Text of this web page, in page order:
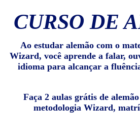
CURSO DE
Ao estudar alemão com o
Wizard, você aprende a falar,
idioma para alcançar a
Faça 2 aulas grátis de
metodologia Wizard,